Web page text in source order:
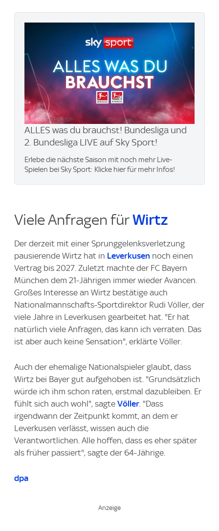
ALLES was du brauchst! Bundesliga und
2. Bundesliga LIVE auf Sky Sport!
Erlebe die nächste Saison mit noch mehr Live-
Spielen bei Sky Sport: Klicke hier für mehr Infos!
Viele Anfragen fürWirtz
Der derzeit mit einer Sprunggelenksverletzung
pausierende Wirtz hat in Leverkusen noch einen
Vertrag bis 2027. Zuletzt machte der FC Bayern
München dem 21-Jährigen immer wieder Avancen.
Großes Interesse an Wirtz bestätige auch
Nationalmannschafts-Sportdirektor Rudi Völler, der
viele Jahre in Leverkusen gearbeitet hat. "Er hat
natürlich viele Anfragen, das kann ich verraten. Das
ist aber auch keine Sensation", erklärte Völler.
Auch der ehemalige Nationalspieler glaubt, dass
Wirtz bei Bayer gut aufgehoben ist. "Grundsätzlich
würde ich ihm schon raten, erstmal dazubleiben. Er
fühlt sich auch wohl", sagte Völler. "Dass
irgendwann der Zeitpunkt kommt, an dem er
Leverkusen verlässt, wissen auch die
Verantwortlichen. Alle hoffen, dass es eher später
als früher passiert", sagte der 64-Jährige.
dpa